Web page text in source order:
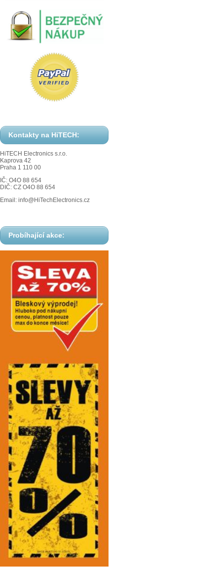
Kontakty na HiTECH:
HiTECH Electronics s.r.o.
Kaprova 42
Praha 1 110 00
IČ: O4O 88 654
DIČ: CZ O4O 88 654
Email: info@HiTechElectronics.cz
Probíhající akce: